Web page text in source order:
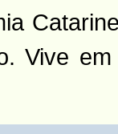
Vive